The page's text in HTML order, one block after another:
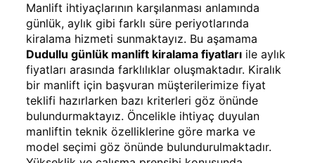
Manlift ihtiyaçlarının karşılanması anlamında
günlük, aylık gibi farklı süre periyotlarında
kiralama hizmeti sunmaktayız. Bu aşamama
Dudullu günlük manlift kiralama fiyatlarıile aylık
fiyatları arasında farklılıklar oluşmaktadır. Kiralık
bir manlift için başvuran müşterilerimize fiyat
teklifi hazırlarken bazı kriterleri göz önünde
bulundurmaktayız. Öncelikle ihtiyaç duyulan
manliftin teknik özelliklerine göre marka ve
model seçimi göz önünde bulundurulmaktadır.